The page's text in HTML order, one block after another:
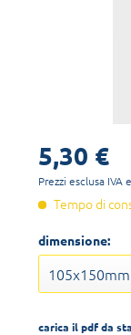
5,30 €
Prezzi esclusa IVA
Tempo di
dimensione:
carica il pdf da